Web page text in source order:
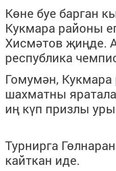
Көне буе барган
Кукмара районы
Хисмәтов җиңде.
республика
Гомумән,
шахматны
иң күп призлы
Турнирга
кайткан иде.